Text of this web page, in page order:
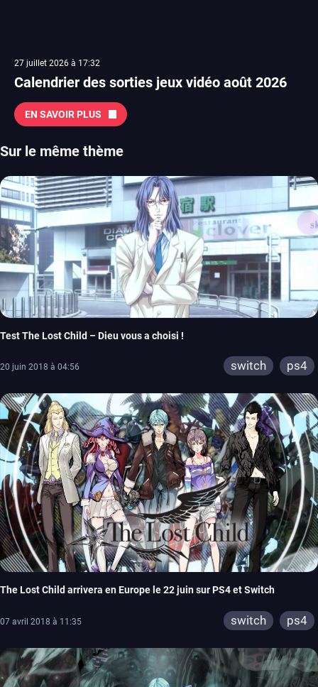
27 juillet 2026 à 17:32
Calendrier des sorties jeux vidéo août 2026
EN SAVOIR PLUS
Sur le même thème
Test The Lost Child – Dieu vous a choisi !
20 juin 2018 à 04:56 switch ps4
The Lost Child arrivera en Europe le 22 juin sur PS4 et Switch
07 avril 2018 à 11:35 switch ps4